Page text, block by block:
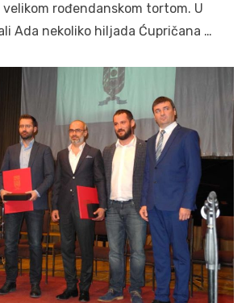
rođendanskom tortom. U
Ada nekoliko hiljada Ćupričana …